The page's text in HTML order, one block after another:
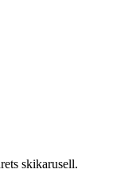
skikarusell.